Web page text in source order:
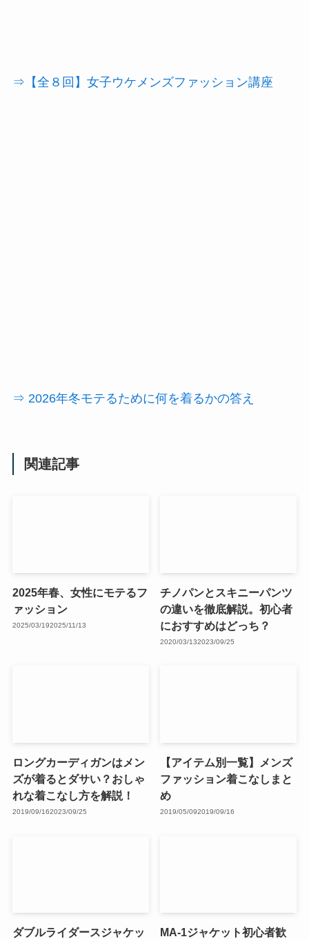
⇒【全８回】女子ウケメンズファッション講座
⇒ 2026年冬モテるために何を着るかの答え
関連記事
2025年春、女性にモテるフ
ァッション
2025/03/192025/11/13
チノパンとスキニーパンツ
の違いを徹底解説。初心者
におすすめはどっち？
2020/03/132023/09/25
ロングカーディガンはメン
ズが着るとダサい？おしゃ
れな着こなし方を解説！
2019/09/162023/09/25
【アイテム別一覧】メンズ
ファッション着こなしまと
め
2019/05/092019/09/16
ダブルライダースジャケッ
MA-1ジャケット初心者歓